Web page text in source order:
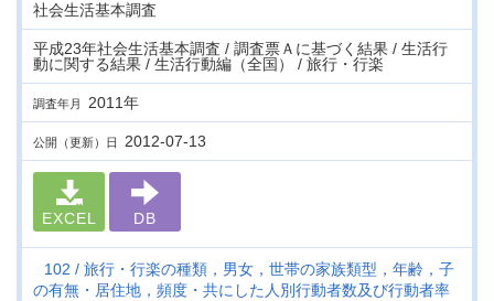
社会生活基本調査
平成23年社会生活基本調査 / 調査票Ａに基づく結果 / 生活行
動に関する結果 / 生活行動編（全国） / 旅行・行楽
調査年月 2011年
公開（更新）日 2012-07-13
EXCEL DB
102
旅行・行楽の種類，男女，世帯の家族類型，年齢，子
の有無・居住地，頻度・共にした人別行動者数及び行動者率